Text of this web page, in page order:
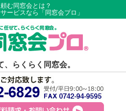
む同窓会とは？
ービスなら「同窓会プロ」
、らくらく同窓会。